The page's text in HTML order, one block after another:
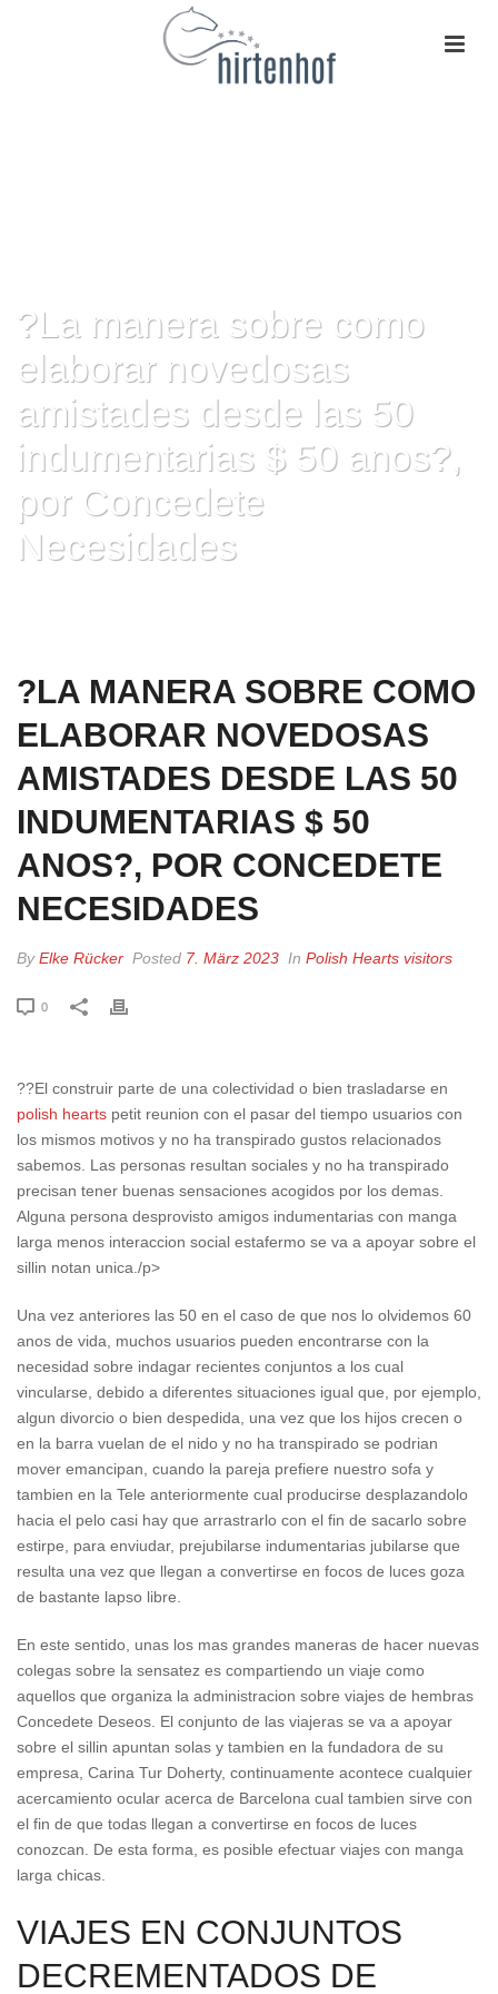
?La manera sobre como
elaborar novedosas
amistades desde las 50
indumentarias $ 50 anos?,
por Concedete
Necesidades
?LA MANERA SOBRE COMO
ELABORAR NOVEDOSAS
AMISTADES DESDE LAS 50
INDUMENTARIAS $ 50
ANOS?, POR CONCEDETE
NECESIDADES
ByElke Rücker Posted 7. März 2023 In Polish Hearts visitors
0
??El construir parte de una colectividad o bien trasladarse en
polish hearts petit reunion con el pasar del tiempo usuarios con
los mismos motivos y no ha transpirado gustos relacionados
sabemos. Las personas resultan sociales y no ha transpirado
precisan tener buenas sensaciones acogidos por los demas.
Alguna persona desprovisto amigos indumentarias con manga
larga menos interaccion social estafermo se va a apoyar sobre el
silli­n notan unica./p>
Una vez anteriores las 50 en el caso de que nos lo olvidemos 60
anos de vida, muchos usuarios pueden encontrarse con la
necesidad sobre indagar recientes conjuntos a los cual
vincularse, debido a diferentes situaciones igual que, por ejemplo,
algun divorcio o bien despedida, una vez que los hijos crecen o
en la barra vuelan de el nido y no ha transpirado se podri­an
mover emancipan, cuando la pareja prefiere nuestro sofa y
tambien en la Tele anteriormente cual producirse desplazandolo
hacia el pelo casi hay que arrastrarlo con el fin de sacarlo sobre
estirpe, para enviudar, prejubilarse indumentarias jubilarse que
resulta una vez que llegan a convertirse en focos de luces goza
de bastante lapso libre.
En este sentido, unas los mas grandes maneras de hacer nuevas
colegas sobre la sensatez es compartiendo un viaje como
aquellos que organiza la administracion sobre viajes de hembras
Concedete Deseos. El conjunto de las viajeras se va a apoyar
sobre el silli­n apuntan solas y tambien en la fundadora de su
empresa, Carina Tur Doherty, continuamente acontece cualquier
acercamiento ocular acerca de Barcelona cual tambien sirve con
el fin de que todas llegan a convertirse en focos de luces
conozcan.
De esta forma, es posible efectuar viajes con manga
larga chicas.
VIAJES EN CONJUNTOS
DECREMENTADOS DE